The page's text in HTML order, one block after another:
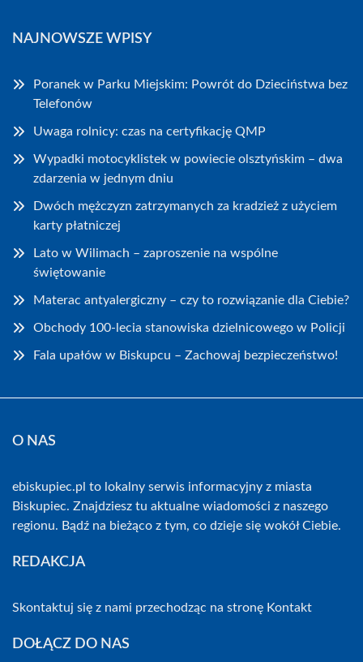
NAJNOWSZE WPISY
Poranek w Parku Miejskim: Powrót do Dzieciństwa bez
Telefonów
Uwaga rolnicy: czas na certyfikację QMP
Wypadki motocyklistek w powiecie olsztyńskim – dwa
zdarzenia w jednym dniu
Dwóch mężczyzn zatrzymanych za kradzież z użyciem
karty płatniczej
Lato w Wilimach – zaproszenie na wspólne
świętowanie
Materac antyalergiczny – czy to rozwiązanie dla Ciebie?
Obchody 100-lecia stanowiska dzielnicowego w Policji
Fala upałów w Biskupcu – Zachowaj bezpieczeństwo!
O NAS
ebiskupiec.pl to lokalny serwis informacyjny z miasta
Biskupiec. Znajdziesz tu aktualne wiadomości z naszego
regionu. Bądź na bieżąco z tym, co dzieje się wokół Ciebie.
REDAKCJA
Skontaktuj się z nami przechodząc na stronę Kontakt
DOŁĄCZ DO NAS